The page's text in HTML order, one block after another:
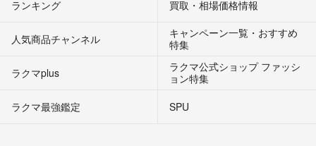
ランキング 買取・相場価格情報
人気商品チャンネル
キャンペーン一覧・おすすめ
特集
ラクマplus
ラクマ公式ショップ ファッシ
ョン特集
ラクマ最強鑑定
SPU